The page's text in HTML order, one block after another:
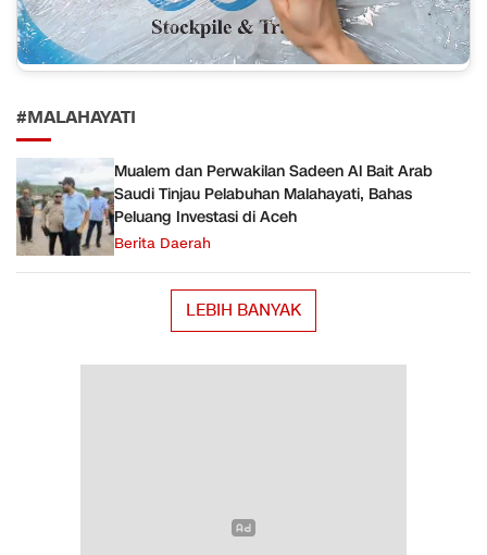
#MALAHAYATI
Mualem dan Perwakilan Sadeen Al Bait Arab
Saudi Tinjau Pelabuhan Malahayati, Bahas
Peluang Investasi di Aceh
Berita Daerah
LEBIH BANYAK